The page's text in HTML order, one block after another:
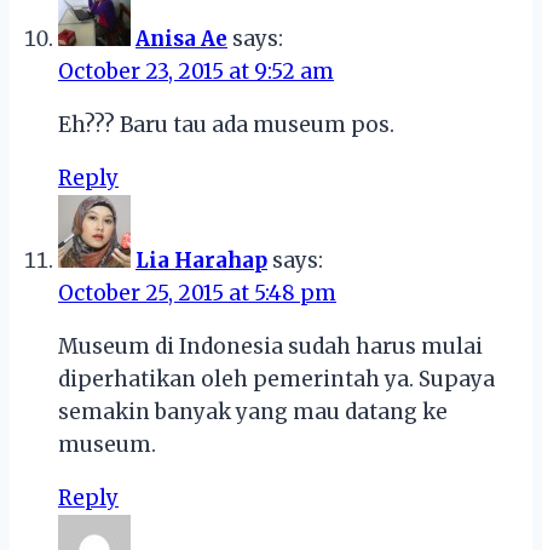
Anisa Ae says:
October 23, 2015 at 9:52 am
Eh??? Baru tau ada museum pos.
Reply
Lia Harahap says:
October 25, 2015 at 5:48 pm
Museum di Indonesia sudah harus mulai
diperhatikan oleh pemerintah ya. Supaya
semakin banyak yang mau datang ke
museum.
Reply